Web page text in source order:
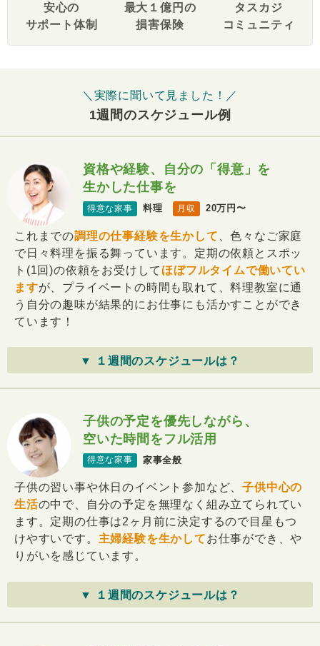
安心の
サポート体制
最大１億円の
損害保険
タスカジ
コミュニティ
＼実際に聞いて見ました！／
1週間のスケジュール例
資格や経験、自分の「得意」を
生かした仕事を
得意な家事 料理 月収 20万円〜
これまでの調理の仕事経験を生かして 、色々なご家庭
で日々料理を振る舞っています。定期の依頼とスポッ
ト(1回)の依頼をお受けして ほぼフルタイムで働いてい
ますが、プライベートの時間も取れて、料理教室に通
う自分の趣味が結果的にお仕事にも活かすことができ
ています！
▼ １週間のスケジュールは？
子供の予定を優先しながら、
空いた時間をフル活用
得意な家事 家事全般
子供の習い事や休日のイベント参加など、子供中心の
生活の中で、自分の予定を無理なく組み立てられてい
ます。定期の仕事は2ヶ月前に決定するので目星もつ
けやすいです。 主婦経験を生かしてお仕事ができ、や
りがいを感じています。
▼ １週間のスケジュールは？